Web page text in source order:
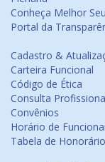
Conheça Melhor
Portal da
Cadastro &
Carteira Funcional
Código de Ética
Consulta
Convênios
Horário de
Tabela de